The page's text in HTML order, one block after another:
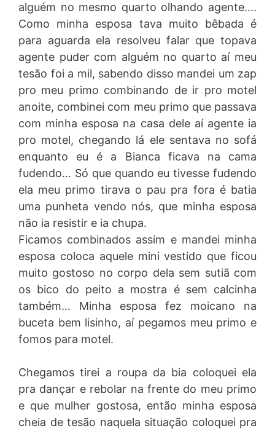
alguém no mesmo quarto olhando agente….
Como minha esposa tava muito bêbada é
para aguarda ela resolveu falar que topava
agente puder com alguém no quarto aí meu
tesão foi a mil, sabendo disso mandei um zap
pro meu primo combinando de ir pro motel
anoite, combinei com meu primo que passava
com minha esposa na casa dele aí agente ia
pro motel, chegando lá ele sentava no sofá
enquanto eu é a Bianca ficava na cama
fudendo… Só que quando eu tivesse fudendo
ela meu primo tirava o pau pra fora é batia
uma punheta vendo nós, que minha esposa
não ia resistir e ia chupa.
Ficamos combinados assim e mandei minha
esposa coloca aquele mini vestido que ficou
muito gostoso no corpo dela sem sutiã com
os bico do peito a mostra é sem calcinha
também… Minha esposa fez moicano na
buceta bem lisinho, aí pegamos meu primo e
fomos para motel.
Chegamos tirei a roupa da bia coloquei ela
pra dançar e rebolar na frente do meu primo
e que mulher gostosa, então minha esposa
cheia de tesão naquela situação coloquei pra